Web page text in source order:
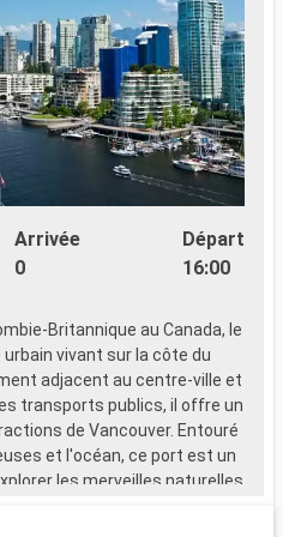
Arrivée
0
Départ
16:00
Britannique au Canada, le
vivant sur la côte du
adjacent au centre-ville et
transports publics, il offre un
de Vancouver. Entouré
et l'océan, ce port est un
les merveilles naturelles